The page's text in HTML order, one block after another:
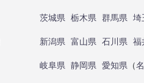
茨城県 栃木県 群馬県 埼
新潟県 富山県 石川県 福
岐阜県 静岡県 愛知県 （